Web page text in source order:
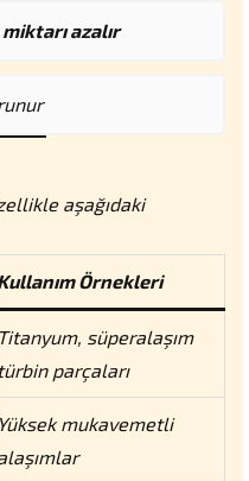
azalır
aşağıdaki
Örnekleri
Titanyum, süperalaşım
türbin parçaları
Yüksek mukavemetli